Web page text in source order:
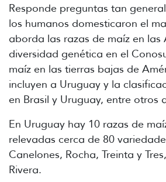
Responde preguntas tan
los humanos domesticaron el
aborda las razas de maíz en las
diversidad genética en el
maíz en las tierras bajas de
incluyen a Uruguay y la
en Brasil y Uruguay, entre otros
En Uruguay hay 10 razas de
relevadas cerca de 80
Canelones, Rocha, Treinta y
Rivera.